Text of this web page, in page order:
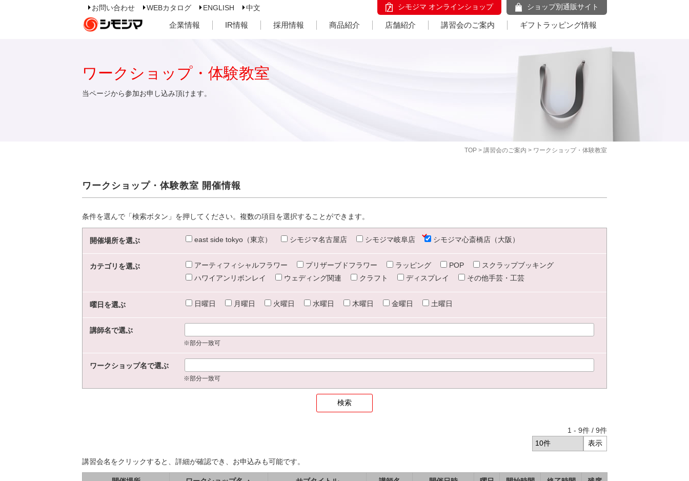
お問い合わせ WEBカタログ ENGLISH 中文 シモジマ オンラインショップ ショップ別通販サイト
企業情報 IR情報 採用情報 商品紹介 店舗紹介 講習会のご案内 ギフトラッピング情報
TOP > 講習会のご案内 > ワークショップ・体験教室
ワークショップ・体験教室
当ページから参加お申し込み頂けます。
ワークショップ・体験教室 開催情報
条件を選んで「検索ボタン」を押してください。複数の項目を選択することができます。
開催場所を選ぶ east side tokyo（東京） シモジマ名古屋店 シモジマ岐阜店 シモジマ心斎橋店（大阪）
カテゴリを選ぶ アーティフィシャルフラワー プリザーブドフラワー ラッピング POP
スクラップブッキング
ハワイアンリボンレイ
ウェディング関連 クラフト ディスプレイ その他手芸・工芸
曜日を選ぶ 日曜日 月曜日 火曜日 水曜日 木曜日 金曜日 土曜日
講師名で選ぶ
※部分一致可
ワークショップ名で選ぶ
※部分一致可
1 - 9件 / 9件
講習会名をクリックすると、詳細が確認でき、お申込みも可能です。